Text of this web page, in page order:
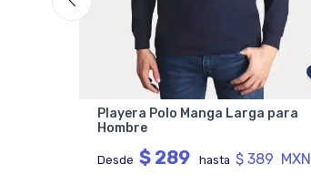
Playera Polo Manga Larga para
Hombre
Desde $ 289 hasta $ 389 MXN